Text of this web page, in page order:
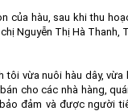
của hàu, sau khi thu
Nguyễn Thị Hà Thanh,
tôi vừa nuôi hàu dây,
cho các nhà hàng,
đảm và được người